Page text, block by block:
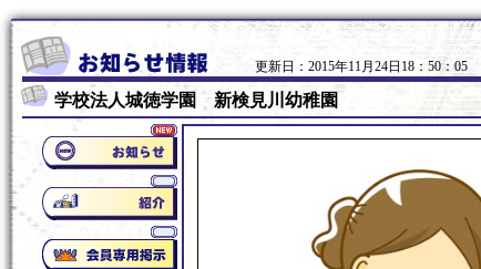
更新日：2015年11月24日18：50：05
学校法人城徳学園 新検見川幼稚園